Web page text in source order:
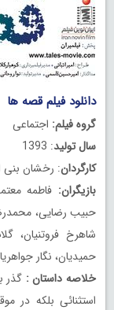
دانلود فیلم قصه ها
گروه فیلم: اجتماعی
سال تولید: 1393
کارگردان: رخشان بنی
بازیگران: فاطمه
حبیب رضایی،
شاهرخ فروتنیان،
حمیدیان، نگار
خلاصه داستان : گذر
استثنائی بلکه در